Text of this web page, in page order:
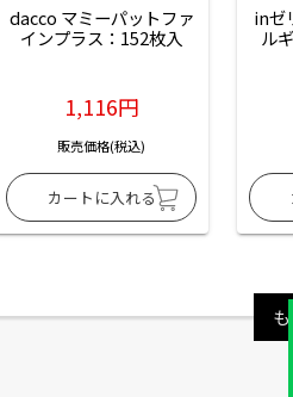
dacco マミーパットファ
インプラス：152枚入
1,116円
販売価格(税込)
inゼ
ル
も